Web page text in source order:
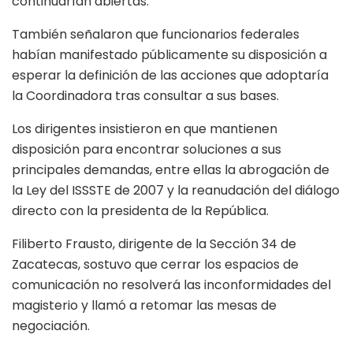
También señalaron que funcionarios federales
habían manifestado públicamente su disposición a
esperar la definición de las acciones que adoptaría
la Coordinadora tras consultar a sus bases.
Los dirigentes insistieron en que mantienen
disposición para encontrar soluciones a sus
principales demandas, entre ellas la abrogación de
la Ley del ISSSTE de 2007 y la reanudación del diálogo
directo con la presidenta de la República.
Filiberto Frausto, dirigente de la Sección 34 de
Zacatecas, sostuvo que cerrar los espacios de
comunicación no resolverá las inconformidades del
magisterio y llamó a retomar las mesas de
negociación.